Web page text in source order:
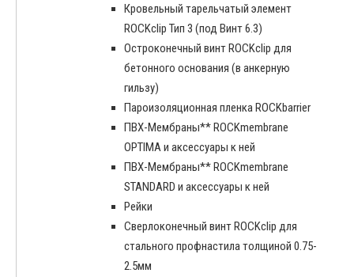
Кровельный тарельчатый элемент
ROCKclip Тип 3 (под Винт 6.3)
Остроконечный винт ROCKclip для
бетонного основания (в анкерную
гильзу)
Пароизоляционная пленка ROCKbarrier
ПВХ-Мембраны** ROCKmembrane
OPTIMA и аксессуары к ней
ПВХ-Мембраны** ROCKmembrane
STANDARD и аксессуары к ней
Рейки
Сверлоконечный винт ROCKclip для
стального профнастила толщиной 0.75-
2.5мм